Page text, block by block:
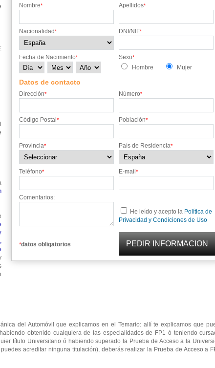
Nombre* Apellidos*
Nacionalidad* DNI/NIF*
Fecha de Nacimiento* Sexo*
Hombre Mujer
Datos de contacto
Dirección* Número*
Código Postal * Población*
Provincia* País de Residencia*
Teléfono* E-mail *
Comentarios:
He leído y acepto la Política de
Privacidad y Condiciones de Uso
*datos obligatorios
del Automóvil que explicamos en el Temario: allí te explicamos que
obtenido cualquiera de las especialidades de FP1 ó teniendo
título Universitario ó habiendo superado la Prueba de Acceso a la
acreditar ninguna titulación), deberás realizar la Prueba de Acceso a